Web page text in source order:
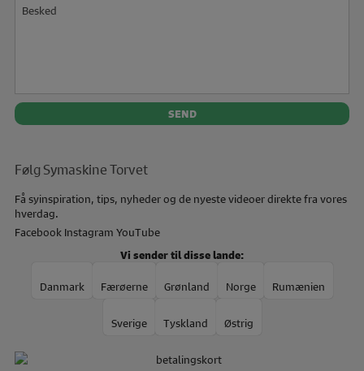
Følg Symaskine Torvet
Få syinspiration, tips, nyheder og de nyeste videoer direkte fra vores
hverdag.
Facebook Instagram YouTube
Vi sender til disse lande:
Danmark Færøerne Grønland Norge Rumænien
Sverige Tyskland Østrig